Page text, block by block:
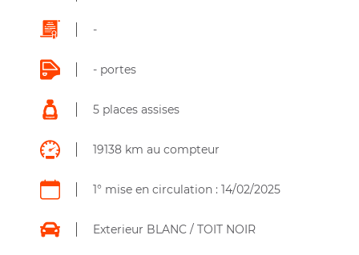
-
- portes
5 places assises
19138 km au compteur
1° mise en circulation : 14/02/2025
Exterieur BLANC / TOIT NOIR